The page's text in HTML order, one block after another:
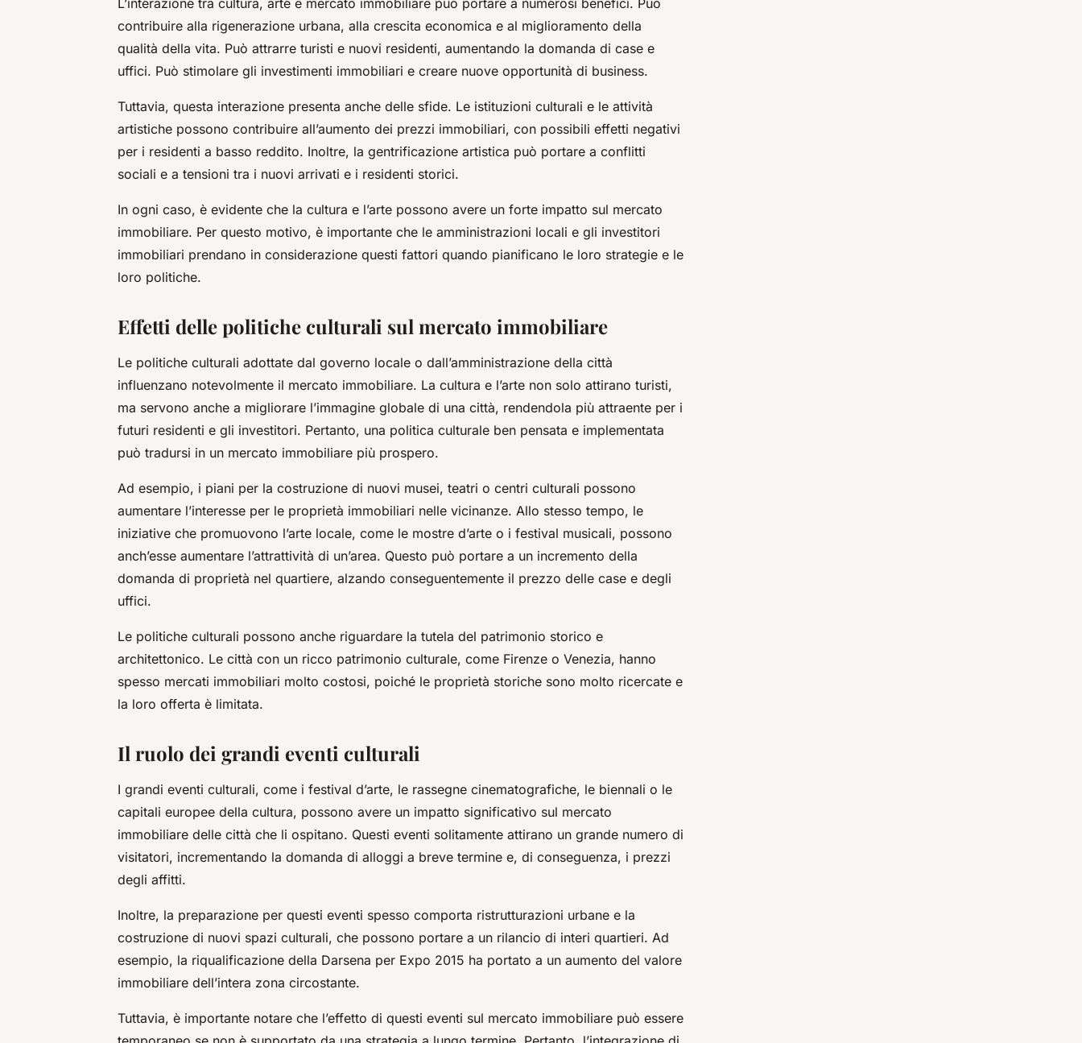
L’interazione tra cultura, arte e mercato immobiliare può portare a numerosi benefici. Può
contribuire alla rigenerazione urbana, alla crescita economica e al miglioramento della
qualità della vita. Può attrarre turisti e nuovi residenti, aumentando la domanda di case e
uffici. Può stimolare gli investimenti immobiliari e creare nuove opportunità di business.
Tuttavia, questa interazione presenta anche delle sfide. Le istituzioni culturali e le attività
artistiche possono contribuire all’aumento dei prezzi immobiliari, con possibili effetti negativi
per i residenti a basso reddito. Inoltre, la gentrificazione artistica può portare a conflitti
sociali e a tensioni tra i nuovi arrivati e i residenti storici.
In ogni caso, è evidente che la cultura e l’arte possono avere un forte impatto sul mercato
immobiliare. Per questo motivo, è importante che le amministrazioni locali e gli investitori
immobiliari prendano in considerazione questi fattori quando pianificano le loro strategie e le
loro politiche.
Effetti delle politiche culturali sul mercato immobiliare
Le politiche culturali adottate dal governo locale o dall’amministrazione della città
influenzano notevolmente il mercato immobiliare. La cultura e l’arte non solo attirano turisti,
ma servono anche a migliorare l’immagine globale di una città, rendendola più attraente per i
futuri residenti e gli investitori. Pertanto, una politica culturale ben pensata e implementata
può tradursi in un mercato immobiliare più prospero.
Ad esempio, i piani per la costruzione di nuovi musei, teatri o centri culturali possono
aumentare l’interesse per le proprietà immobiliari nelle vicinanze. Allo stesso tempo, le
iniziative che promuovono l’arte locale, come le mostre d’arte o i festival musicali, possono
anch’esse aumentare l’attrattività di un’area. Questo può portare a un incremento della
domanda di proprietà nel quartiere, alzando conseguentemente il prezzo delle case e degli
uffici.
Le politiche culturali possono anche riguardare la tutela del patrimonio storico e
architettonico. Le città con un ricco patrimonio culturale, come Firenze o Venezia, hanno
spesso mercati immobiliari molto costosi, poiché le proprietà storiche sono molto ricercate e
la loro offerta è limitata.
Il ruolo dei grandi eventi culturali
I grandi eventi culturali, come i festival d’arte, le rassegne cinematografiche, le biennali o le
capitali europee della cultura, possono avere un impatto significativo sul mercato
immobiliare delle città che li ospitano. Questi eventi solitamente attirano un grande numero di
visitatori, incrementando la domanda di alloggi a breve termine e, di conseguenza, i prezzi
degli affitti.
Inoltre, la preparazione per questi eventi spesso comporta ristrutturazioni urbane e la
costruzione di nuovi spazi culturali, che possono portare a un rilancio di interi quartieri. Ad
esempio, la riqualificazione della Darsena per Expo 2015 ha portato a un aumento del valore
immobiliare dell’intera zona circostante.
Tuttavia, è importante notare che l’effetto di questi eventi sul mercato immobiliare può essere